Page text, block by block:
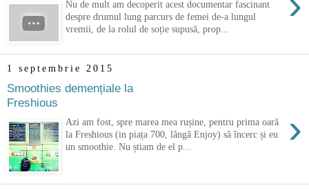
Nu de mult am decoperit acest documentar fascinant
despre drumul lung parcurs de femei de-a lungul
vremii, de la rolul de soție supusă, prop...
1 septembrie 2015
Smoothies demențiale la
Freshious
›
Azi am fost, spre marea mea rușine, pentru prima oară
la Freshious (in piața 700, lângă Enjoy) să încerc și eu
un smoothie. Nu știam de el p...